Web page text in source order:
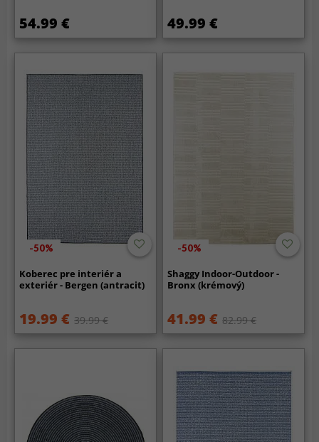
54.99 € 49.99 €
-50%
Koberec pre interiér a
exteriér - Bergen (antracit)
19.99 € 39.99 €
-50%
Shaggy Indoor-Outdoor -
Bronx (krémový)
41.99 € 82.99 €